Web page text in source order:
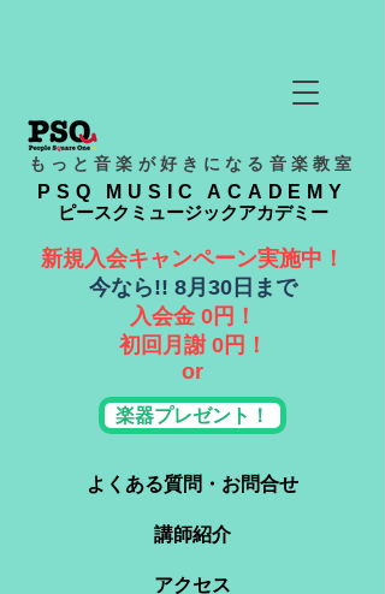
もっと音楽が好きになる音楽教室
PSQ MUSIC ACADEMY
ピースクミュージックアカデミー
よくある質問・お問合せ
アクセス
講師紹介
新規入会キャンペーン実施中！
​今なら!! 8月30日まで
入会金 0円！
​初回月謝 0円！
or
楽器プレゼント！